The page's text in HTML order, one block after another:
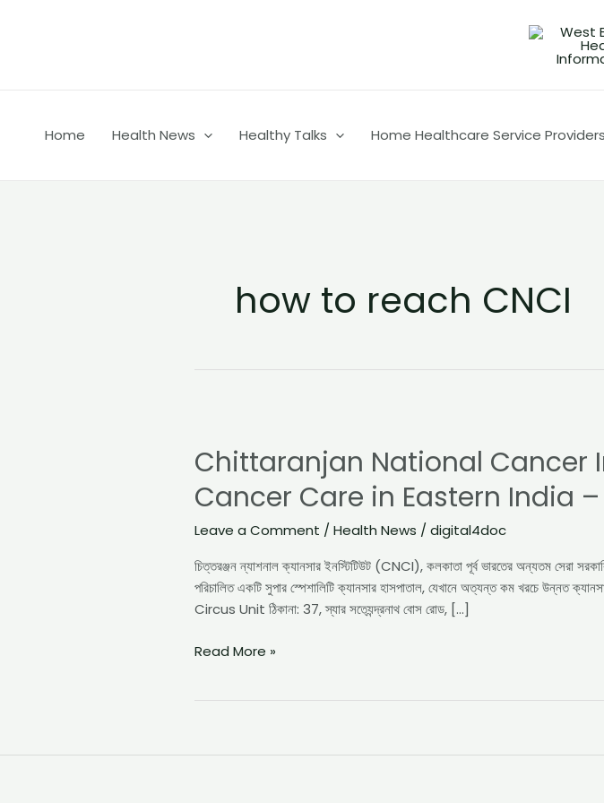
Home Health News Healthy Talks Home Healthcare Service
how to reach CNCI
Chittaranjan National Cancer
Cancer Care in Eastern India
Leave a Comment / Health News / digital4doc
চিত্তরঞ্জন ন্যাশনাল ক্যানসার ইনস্টিটিউট (CNCI), কলকাতা পূর্ব ভারতের অন্যতম সেরা
পরিচালিত একটি সুপার স্পেশালিটি ক্যানসার হাসপাতাল, যেখানে অত্যন্ত কম খরচে উন্নত
Circus Unit ঠিকানা: 37, স্যার সত‍্যেন্দ্রনাথ বোস রোড, […]
Cancer
Institute
(CNCI):
Care
in
Eastern
–
Read More »